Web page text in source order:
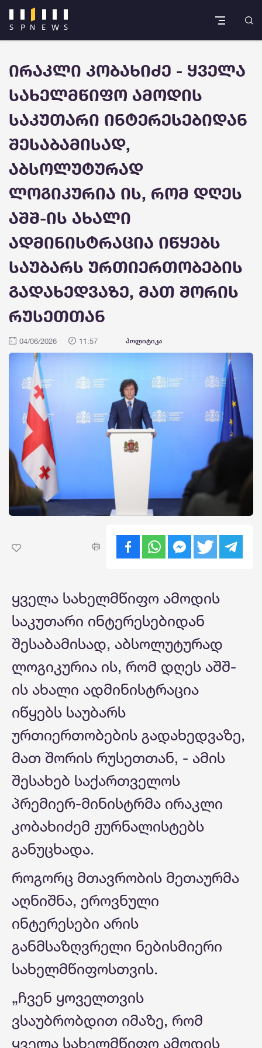
ირაკლი კობახიძე - ყველა
სახელმწიფო ამოდის
საკუთარი ინტერესებიდან
შესაბამისად,
აბსოლუტურად
ლოგიკურია ის, რომ დღეს
აშშ-ის ახალი
ადმინისტრაცია იწყებს
საუბარს ურთიერთობების
გადახედვაზე, მათ შორის
რუსეთთან
04/06/2026 11:57 პოლიტიკა
ყველა სახელმწიფო ამოდის
საკუთარი ინტერესებიდან
შესაბამისად, აბსოლუტურად
ლოგიკურია ის, რომ დღეს აშშ-
ის ახალი ადმინისტრაცია
იწყებს საუბარს
ურთიერთობების გადახედვაზე,
მათ შორის რუსეთთან, - ამის
შესახებ საქართველოს
პრემიერ-მინისტრმა ირაკლი
კობახიძემ ჟურნალისტებს
განუცხადა.
როგორც მთავრობის მეთაურმა
აღნიშნა, ეროვნული
ინტერესები არის
განმსაზღვრელი ნებისმიერი
სახელმწიფოსთვის.
„ჩვენ ყოველთვის
ვსაუბრობდით იმაზე, რომ
ყველა სახელმწიფო ამოდის